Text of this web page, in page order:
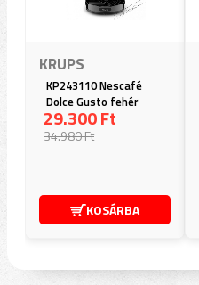
KRUPS
KP243110 Nescafé
Dolce Gusto fehér
kapszulás kávéfőző
29.300 Ft
34.980 Ft
KOSÁRBA